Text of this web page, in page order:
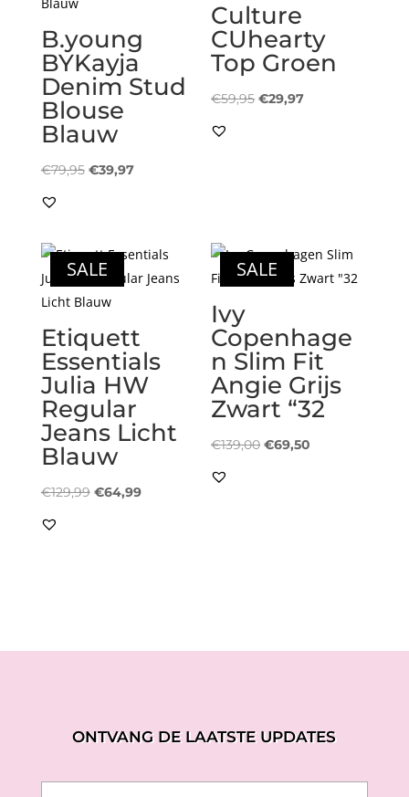
B.young
BYKayja
Denim Stud
Blouse
Blauw
€79,95 Oorspronkelijke
€39,97Huidige
Culture
CUhearty
Top Groen
€59,95 Oorspronkelijke
€29,97Huidige
SALE
Etiquett
Essentials
Julia HW
Regular
Jeans Licht
Blauw
€129,99 Oorspronkelijke
€64,99Huidige
SALE
Ivy
Copenhage
n Slim Fit
Angie Grijs
Zwart “32
€139,00 Oorspronkelijke
€69,50
ONTVANG DE LAATSTE UPDATES